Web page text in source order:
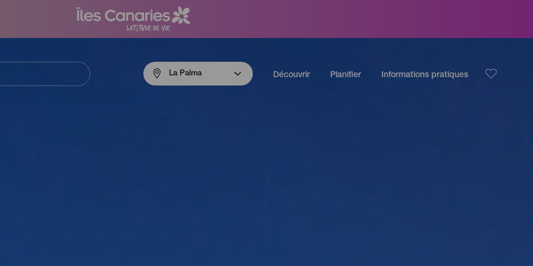
La Palma Découvrir Planifier Informations pratiques